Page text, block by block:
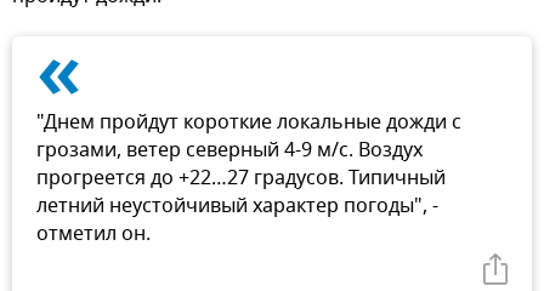
«
"Днем пройдут короткие локальные дожди с
грозами, ветер северный 4-9 м/с. Воздух
прогреется до +22…27 градусов. Типичный
летний неустойчивый характер погоды", -
отметил он.